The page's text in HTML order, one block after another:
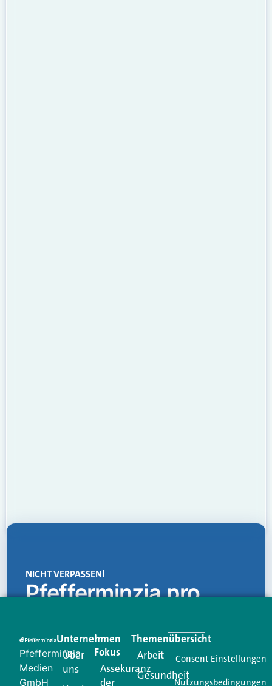
NICHT VERPASSEN!
Pfefferminzia.pro
Creator für Ihre Kundenkommunikation. Alles, was
Ihren Vertriebsalltag leichter macht. Mit nur einem
Login.
Pfefferminzia
Medien
GmbH
Unternehmen
Über
uns
Im
Fokus
Assekuranz
der
Themenübersicht
Arbeit
Gesundheit
Consent Einstellungen
Nutzungsbedingungen